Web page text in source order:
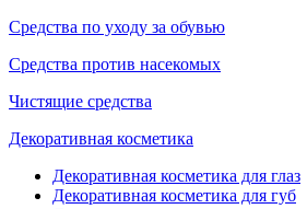
Средства по уходу за обувью
Средства против насекомых
Чистящие средства
Декоративная косметика
Декоративная косметика для глаз
Декоративная косметика для губ